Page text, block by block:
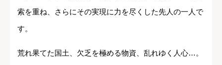
索を重ね、さらにその実現に力を尽くした先人の一人で
す。
荒れ果てた国土、欠乏を極める物資、乱れゆく人心…。